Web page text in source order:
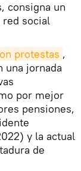
consigna un
red social
protestas ,
una jornada
por mejor
pensiones,
y la actual
de